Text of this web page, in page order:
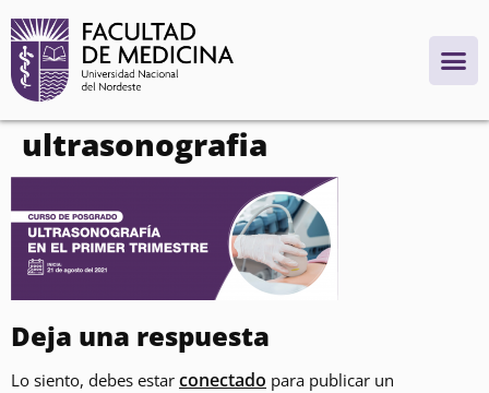
contenido
ultrasonografia
Deja una respuesta
Lo siento, debes estar conectado para publicar un